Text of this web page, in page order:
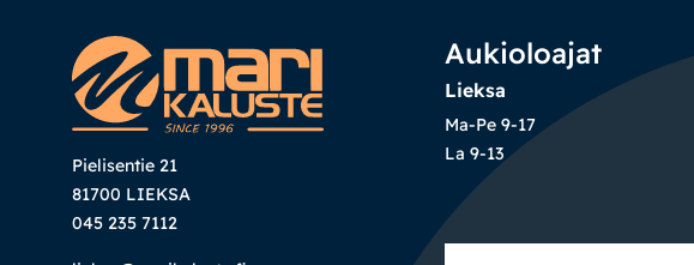
Pielisentie 21
81700 LIEKSA
045 235 7112
Aukioloajat
Lieksa
Ma-Pe 9-17
La 9-13